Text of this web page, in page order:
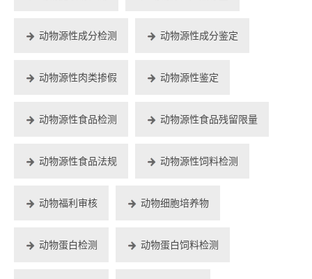
动物源性成分检测 动物源性成分鉴定
动物源性肉类掺假 动物源性鉴定
动物源性食品检测 动物源性食品残留限量
动物源性食品法规 动物源性饲料检测
动物福利审核 动物细胞培养物
动物蛋白检测 动物蛋白饲料检测